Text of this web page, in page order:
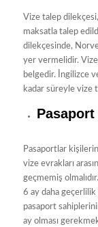
Vize talep
maksatla talep
dilekçesinde,
yer vermelidir.
belgedir. İngilizce
kadar süreyle vize
Pasaport
Pasaportlar
vize evrakları
geçmemiş
6 ay daha
pasaport
ay olması